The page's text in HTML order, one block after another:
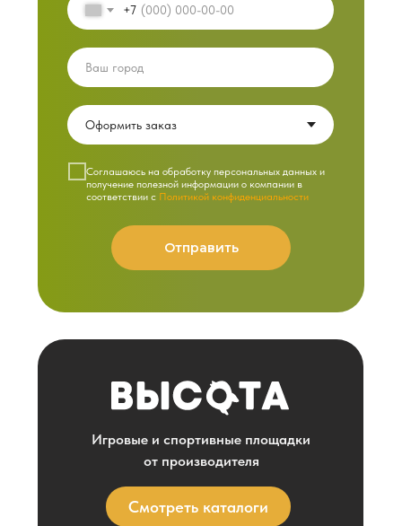
+7
Cоглашаюсь на обработку персональных данных и
получение полезной информации о компании в
соответствии с Политикой конфиденциальности
Отправить
Смотреть каталоги
Игровые и спортивные площадки
от производителя